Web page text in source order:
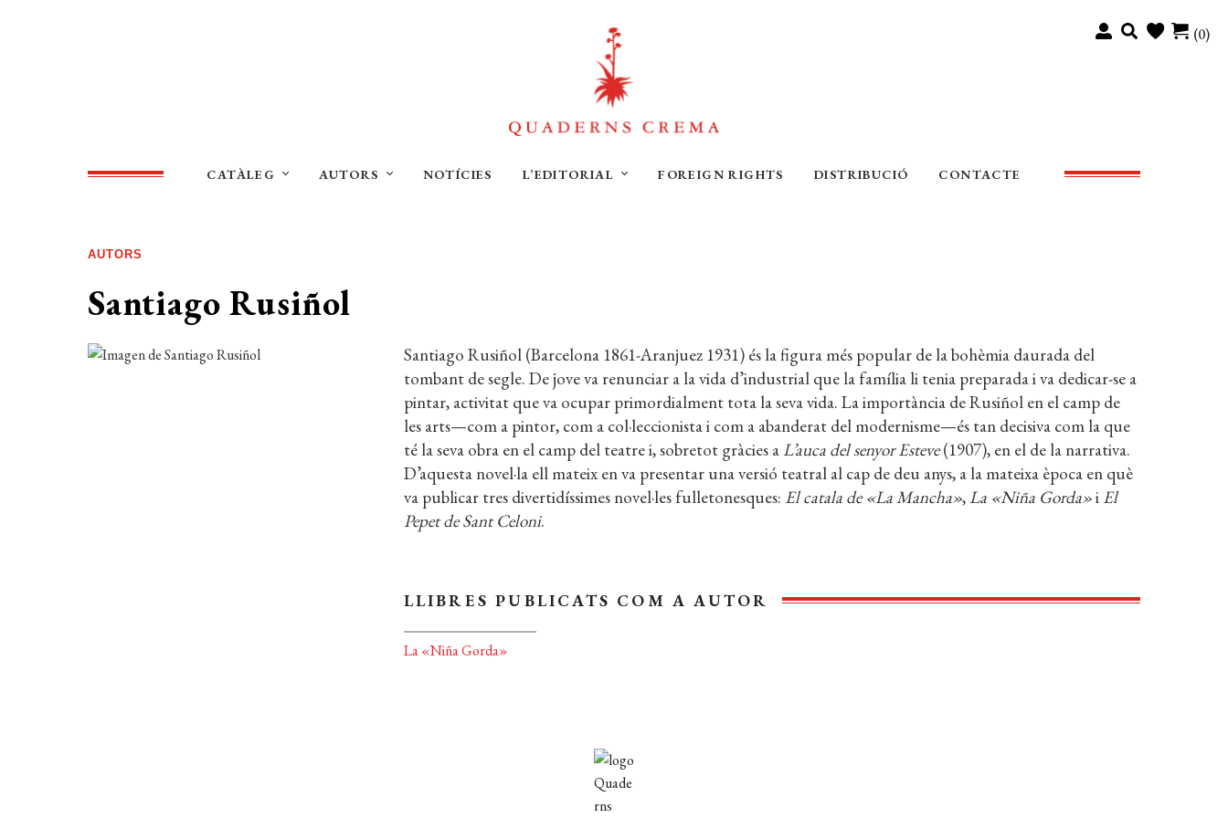
(0)
CATÀLEG AUTORS NOTÍCIES L’EDITORIAL FOREIGN RIGHTS DISTRIBUCIÓ CONTACTE
AUTORS
Santiago Rusiñol
Santiago Rusiñol (Barcelona 1861-Aranjuez 1931) és la figura més popular de la bohèmia daurada del
tombant de segle. De jove va renunciar a la vida d’industrial que la família li tenia preparada i va dedicar-se a
pintar, activitat que va ocupar primordialment tota la seva vida. La importància de Rusiñol en el camp de
les arts—com a pintor, com a col·leccionista i com a abanderat del modernisme—és tan decisiva com la que
té la seva obra en el camp del teatre i, sobretot gràcies aL’auca del senyor Esteve(1907), en el de la narrativa.
D’aquesta novel·la ell mateix en va presentar una versió teatral al cap de deu anys, a la mateixa època en què
va publicar tres divertidíssimes novel·les fulletonesques: El catala de «La Mancha»,La «Niña Gorda»i El
Pepet de Sant Celoni.
LLIBRES PUBLICATS COM A AUTOR
La «Niña Gorda»